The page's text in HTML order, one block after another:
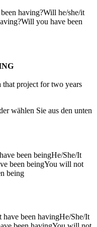
having?Will he/she/it
Will you have been
project for two years
wählen Sie aus den unten
been beingHe/She/It
been beingYou will not
being
been havingHe/She/It